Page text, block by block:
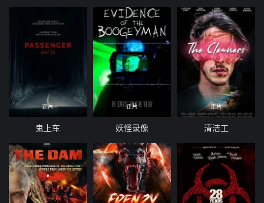
正片
鬼上车
正片
妖怪录像
正片
清洁工